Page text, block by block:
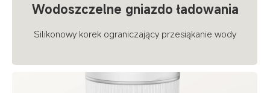
Wodoszczelne gniazdo ładowania
Silikonowy korek ograniczający przesiąkanie wody